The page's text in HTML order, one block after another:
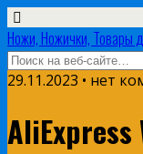
Ножи, Ножички, Товары
29.11.2023 • нет
AliExpress